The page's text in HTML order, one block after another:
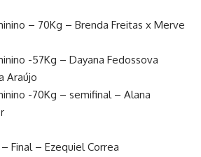
– 70Kg – Brenda Freitas x Merve
-57Kg – Dayana Fedossova
Araújo
-70Kg – semifinal – Alana
Final – Ezequiel Correa